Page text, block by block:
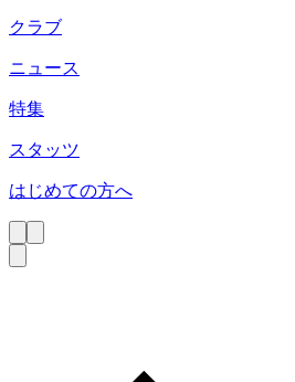
クラブ
ニュース
特集
スタッツ
はじめての方へ